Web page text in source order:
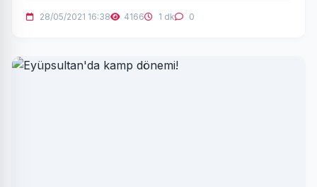
28/05/2021 16:38 4166 1 dk 0